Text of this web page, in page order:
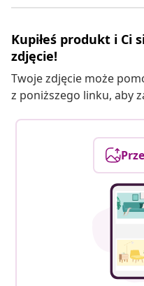
Kupiłeś produkt i Ci
zdjęcie!
Twoje zdjęcie może
z poniższego linku, aby